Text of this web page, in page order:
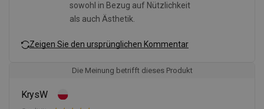
sowohl in Bezug auf Nützlichkeit
als auch Ästhetik.
Zeigen Sie den ursprünglichen Kommentar
Die Meinung betrifft dieses Produkt
KrysW